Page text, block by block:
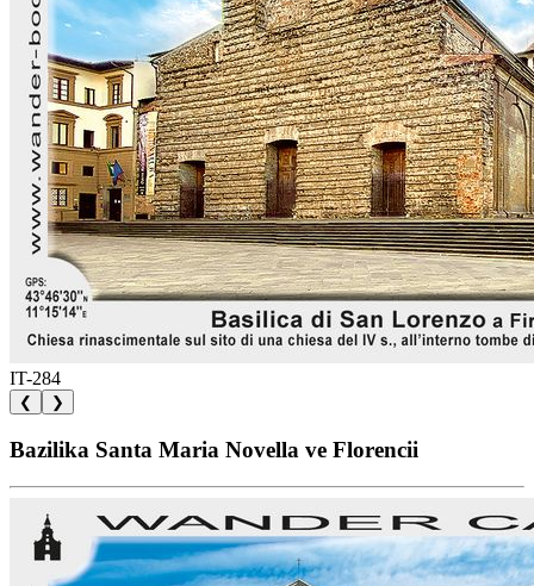
IT-284
❮ ❯
Bazilika Santa Maria Novella ve Florencii